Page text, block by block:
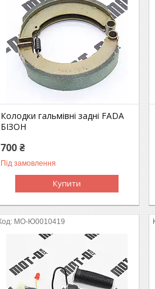
Колодки гальмівні задні FADA
БІЗОН
700 ₴
Під замовлення
Купити
MO-Ю0010419